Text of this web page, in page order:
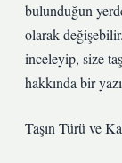
bulunduğun
olarak
inceleyip, size
hakkında bir
Taşın Türü ve